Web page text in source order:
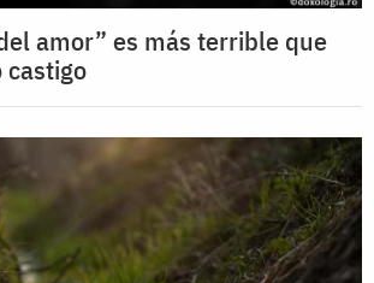
amor” es más terrible que